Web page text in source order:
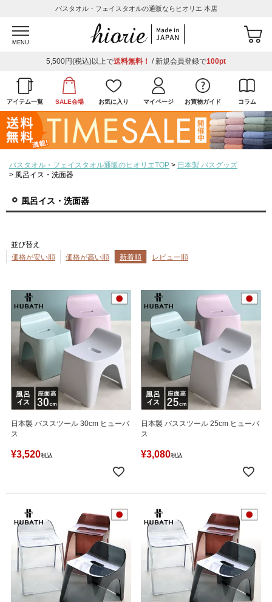
バスタオル・フェイスタオルの通販ならヒオリエ 本店
MENU
5,500円(税込)以上で送料無料！ / 新規会員登録で100pt
アイテム一覧 SALE会場 お気に入り マイページ お買物ガイド コラム
バスタオル・フェイスタオル通販のヒオリエTOP
日本製 バスグッズ
風呂イス・洗面器
風呂イス・洗面器
並び替え
価格が安い順
価格が高い順 新着順 レビュー順
日本製 バススツール 30cm ヒューバ
ス
¥3,520税込
日本製 バススツール 25cm ヒューバ
ス
¥3,080税込